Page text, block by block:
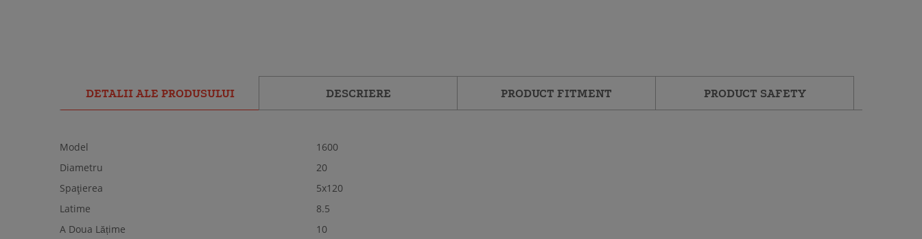
DETALII ALE PRODUSULUI DESCRIERE PRODUCT FITMENT PRODUCT SAFETY
Model
1600
Diametru
20
Spaţierea
5x120
Latime
8.5
A Doua Lățime
10